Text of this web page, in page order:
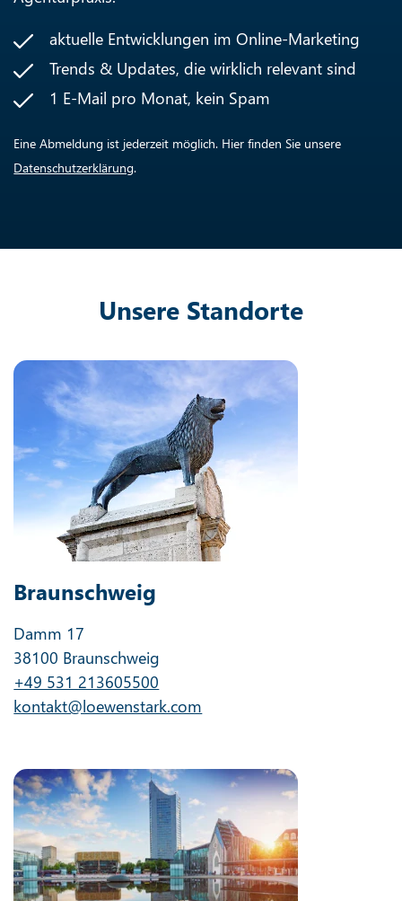
aktuelle Entwicklungen im Online-Marketing
Trends & Updates, die wirklich relevant sind
1 E-Mail pro Monat, kein Spam
Eine Abmeldung ist jederzeit möglich. Hier finden Sie unsere
Datenschutzerklärung.
Unsere Standorte
Braunschweig
Damm 17
38100 Braunschweig
+49 531 213605500
kontakt@loewenstark.com